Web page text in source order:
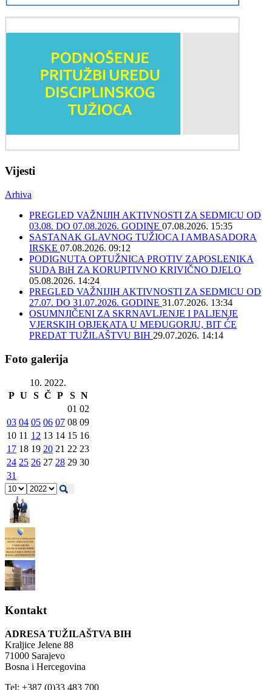
Vijesti
Arhiva
PREGLED VAŽNIJIH AKTIVNOSTI ZA SEDMICU OD
03.08. DO 07.08.2026. GODINE 07.08.2026. 15:35
SASTANAK GLAVNOG TUŽIOCA I AMBASADORA
IRSKE 07.08.2026. 09:12
PODIGNUTA OPTUŽNICA PROTIV ZAPOSLENIKA
SUDA BiH ZA KORUPTIVNO KRIVIČNO DJELO
05.08.2026. 14:24
PREGLED VAŽNIJIH AKTIVNOSTI ZA SEDMICU OD
27.07. DO 31.07.2026. GODINE 31.07.2026. 13:34
OSUMNJIČENI ZA SKRNAVLJENJE I PALJENJE
VJERSKIH OBJEKATA U MEĐUGORJU, BIT ĆE
PREDAT TUŽILAŠTVU BIH 29.07.2026. 14:14
Foto galerija
10. 2022.
P U S Č P S N
01 02
03 04 05 06 07 08 09
10 11 12 13 14 15 16
17 18 19 20 21 22 23
24 25 26 27 28 29 30
31
Kontakt
ADRESA TUŽILAŠTVA BIH
Kraljice Jelene 88
71000 Sarajevo
Bosna i Hercegovina
Tel: +387 (0)33 483 700